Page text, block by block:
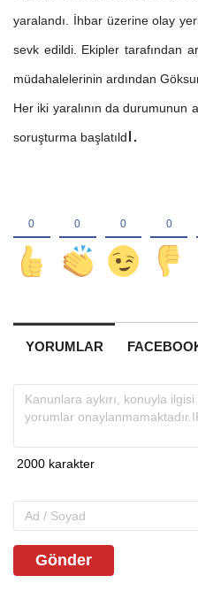
yaralandı. İhbar üzerine olay
sevk edildi. Ekipler tarafından
müdahalelerinin ardından
Her iki yaralının da durumunun
soruşturma başlatıldı.
YORUMLAR
Gönder